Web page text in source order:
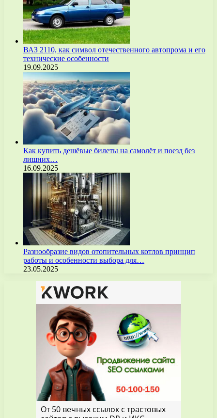
ВАЗ 2110, как символ отечественного автопрома и его
технические особенности
19.09.2025
Как купить дешёвые билеты на самолёт и поезд без
лишних…
16.09.2025
Разнообразие видов отопительных котлов принцип
работы и особенности выбора для…
23.05.2025